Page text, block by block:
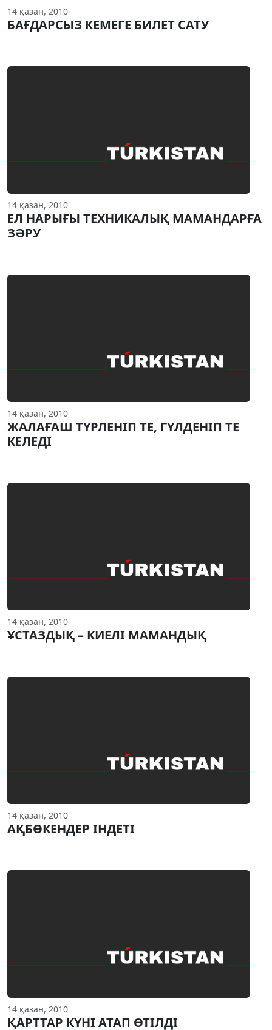
14 қазан, 2010
БАҒДАРСЫЗ КЕМЕГЕ БИЛЕТ САТУ
14 қазан, 2010
ЕЛ НАРЫҒЫ ТЕХНИКАЛЫҚ МАМАНДАРҒА
ЗӘРУ
14 қазан, 2010
ЖАЛАҒАШ ТYРЛЕНIП ТЕ, ГYЛДЕНIП ТЕ
КЕЛЕДI
14 қазан, 2010
ҰСТАЗДЫҚ – КИЕЛI МАМАНДЫҚ
14 қазан, 2010
АҚБӨКЕНДЕР IНДЕТI
14 қазан, 2010
ҚАРТТАР КҮНI АТАП ӨТIЛДI